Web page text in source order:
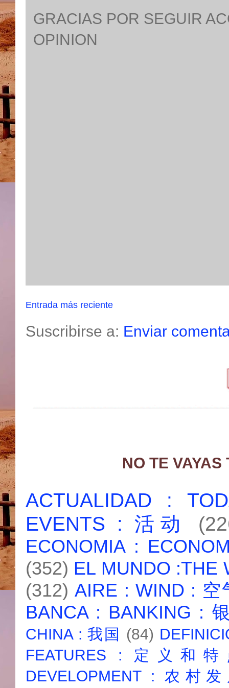
GRACIAS POR SEGUIR
OPINION
Entrada más reciente
Suscribirse a: Enviar
NO TE
ACTUALIDAD :
EVENTS : 活动
ECONOMIA :
(352) EL MUNDO :THE
(312) AIRE : WIND : 空
BANCA : BANKING :
CHINA : 我国 (84)
FEATURES : 定义和
DEVELOPMENT : 农村